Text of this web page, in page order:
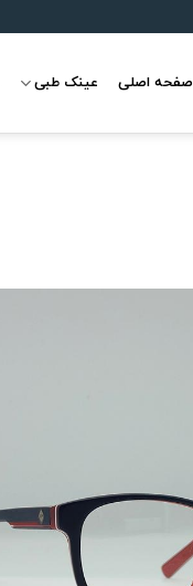
صفحه اصلی عینک طبی